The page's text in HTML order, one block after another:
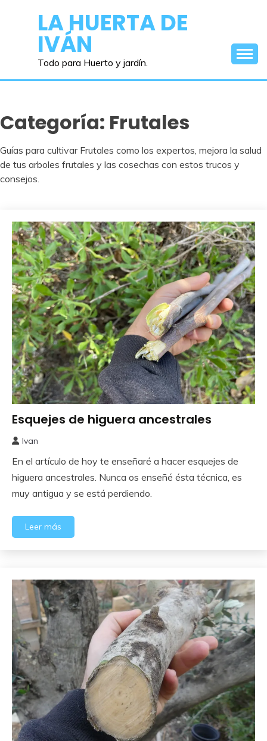
contenidoLA HUERTA DE
IVÁN
Todo para Huerto y jardín.
Categoría: Frutales
Guías para cultivar Frutales como los expertos, mejora la salud
de tus arboles frutales y las cosechas con estos trucos y
consejos.
Frutales
Esquejes de higuera ancestrales
febrero,
2024
Ivan
En el artículo de hoy te enseñaré a hacer esquejes de
higuera ancestrales. Nunca os enseñé ésta técnica, es
muy antigua y se está perdiendo.
Leer más